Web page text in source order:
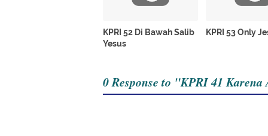
KPRI 52 Di Bawah Salib
Yesus
KPRI 53 Only
0 Response to "KPRI 41